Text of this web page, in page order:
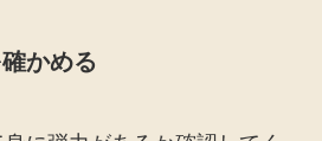
かめる